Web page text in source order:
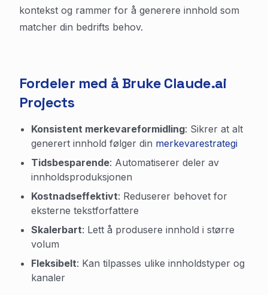
kontekst og rammer for å generere innhold som
matcher din bedrifts behov.
Fordeler med å Bruke Claude.ai
Projects
Konsistent merkevareformidling: Sikrer at alt
generert innhold følger din merkevarestrategi
Tidsbesparende: Automatiserer deler av
innholdsproduksjonen
Kostnadseffektivt: Reduserer behovet for
eksterne tekstforfattere
Skalerbart: Lett å produsere innhold i større
volum
Fleksibelt: Kan tilpasses ulike innholdstyper og
kanaler